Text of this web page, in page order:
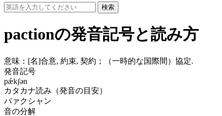
pactionの発音記号と読み方
意味： [名]合意, 約束, 契約；（一時的な国際間）協定.
発音記号
pǽkʃən
カタカナ読み（発音の目安）
パァクシャン
音の分解